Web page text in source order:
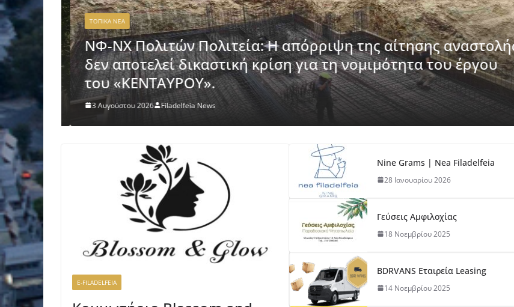
ΤΟΠΙΚΑ ΝΕΑ
ΝΦ-ΝΧ Πολιτών Πολιτεία: Η απόρριψη της αίτησης αναστολής
δεν αποτελεί δικαστική κρίση για τη νομιμότητα του έργου
του «ΚΕΝΤΑΥΡΟΥ».
3 Αυγούστου 2026 Filadelfeia News
E-FILADELFEIA
Nine Grams | Nea Filadelfeia
28 Ιανουαρίου 2026
Γεύσεις Αμφιλοχίας
18 Νοεμβρίου 2025
BDRVANS Εταιρεία Leasing
14 Νοεμβρίου 2025